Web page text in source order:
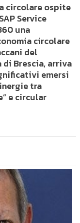
circolare ospite
Service
una
circolare
del
di Brescia, arriva
emersi
tra
e circular